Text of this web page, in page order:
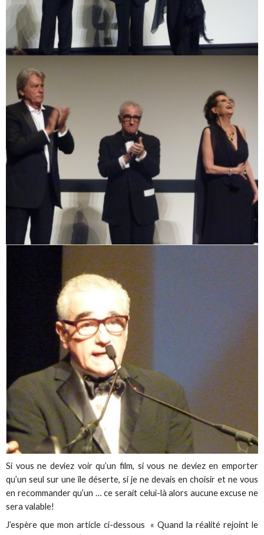
Si vous ne deviez voir qu’un film, si vous ne deviez en emporter
qu’un seul sur une île déserte, si je ne devais en choisir et ne vous
en recommander qu’un … ce serait celui-là alors aucune excuse ne
sera valable!
J’espère que mon article ci-dessous « Quand la réalité rejoint le